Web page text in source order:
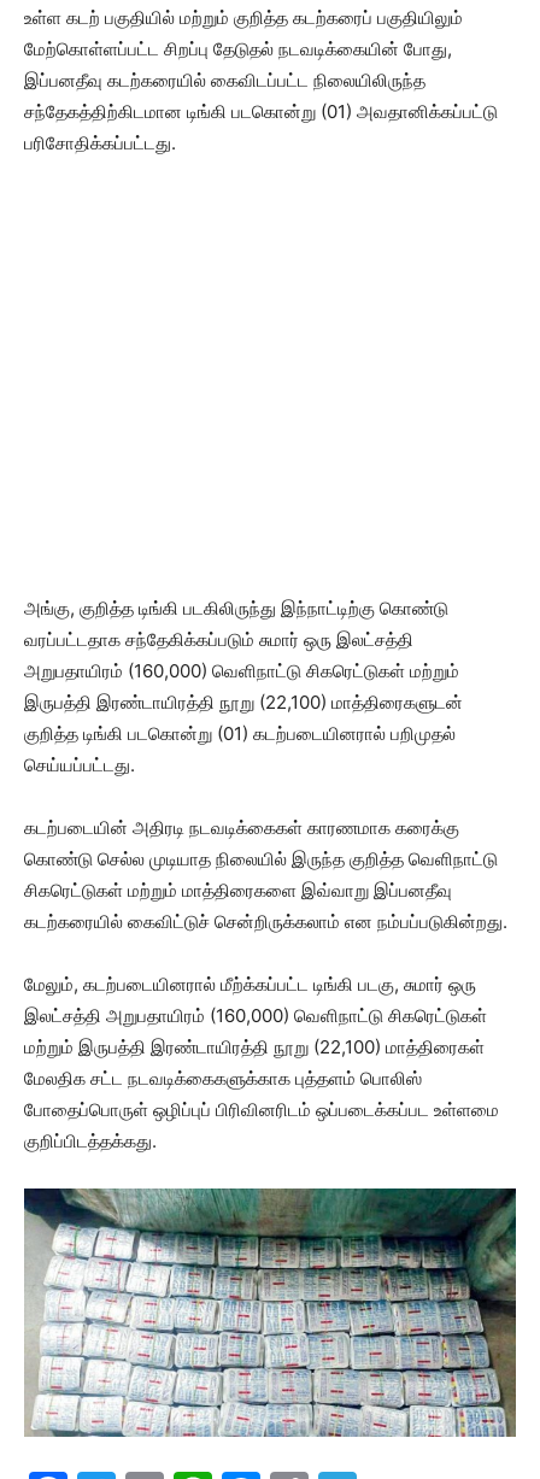
உள்ள கடற் பகுதியில் மற்றும் குறித்த கடற்கரைப் பகுதியிலும்
மேற்கொள்ளப்பட்ட சிறப்பு தேடுதல் நடவடிக்கையின் போது,
இப்பனதீவு கடற்கரையில் கைவிடப்பட்ட நிலையிலிருந்த
சந்தேகத்திற்கிடமான டிங்கி படகொன்று (01) அவதானிக்கப்பட்டு
பரிசோதிக்கப்பட்டது.
அங்கு, குறித்த டிங்கி படகிலிருந்து இந்நாட்டிற்கு கொண்டு
வரப்பட்டதாக சந்தேகிக்கப்படும் சுமார் ஒரு இலட்சத்தி
அறுபதாயிரம் (160,000) வெளிநாட்டு சிகரெட்டுகள் மற்றும்
இருபத்தி இரண்டாயிரத்தி நூறு (22,100) மாத்திரைகளுடன்
குறித்த டிங்கி படகொன்று (01) கடற்படையினரால் பறிமுதல்
செய்யப்பட்டது.
கடற்படையின் அதிரடி நடவடிக்கைகள் காரணமாக கரைக்கு
கொண்டு செல்ல முடியாத நிலையில் இருந்த குறித்த வெளிநாட்டு
சிகரெட்டுகள் மற்றும் மாத்திரைகளை இவ்வாறு இப்பனதீவு
கடற்கரையில் கைவிட்டுச் சென்றிருக்கலாம் என நம்பப்படுகின்றது.
மேலும், கடற்படையினரால் மீற்க்கப்பட்ட டிங்கி படகு, சுமார் ஒரு
இலட்சத்தி அறுபதாயிரம் (160,000) வெளிநாட்டு சிகரெட்டுகள்
மற்றும் இருபத்தி இரண்டாயிரத்தி நூறு (22,100) மாத்திரைகள்
மேலதிக சட்ட நடவடிக்கைகளுக்காக புத்தளம் பொலிஸ்
போதைப்பொருள் ஒழிப்புப் பிரிவினரிடம் ஒப்படைக்கப்பட உள்ளமை
குறிப்பிடத்தக்கது.